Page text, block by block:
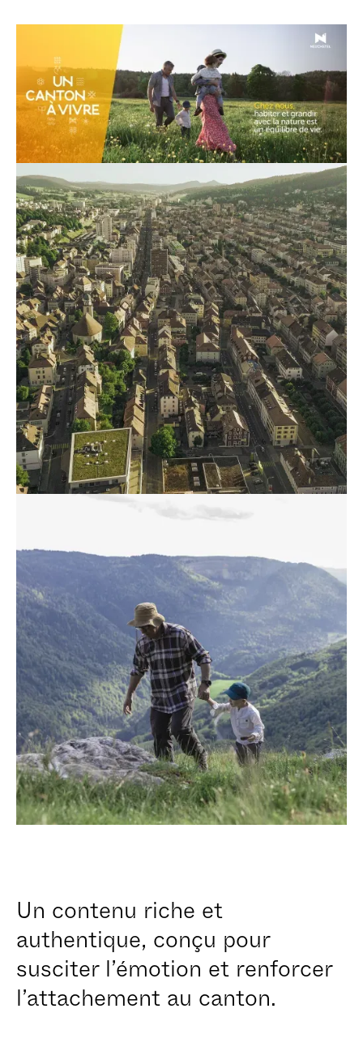
Un contenu riche et
authentique, conçu pour
susciter l’émotion et renforcer
l’attachement au canton.
Données utilisateur publicitaires
Refuser
Autoriser
Personnalisation publicitaire
Refuser
Autoriser
Stockage analytique
Refuser
Autoriser